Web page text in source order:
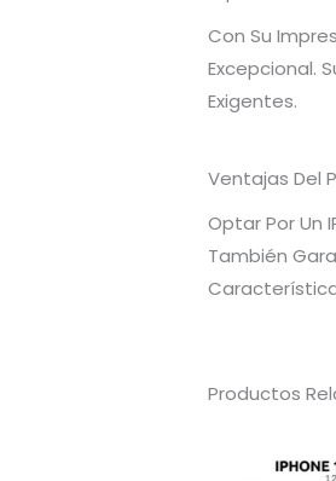
Con Su
Excepcional.
Exigentes.
Ventajas Del
Optar Por Un
También
Productos